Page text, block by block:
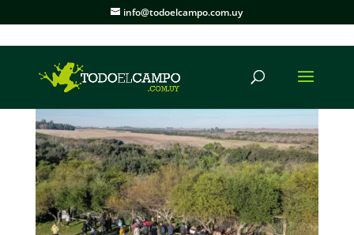
info@todoelcampo.com.uy